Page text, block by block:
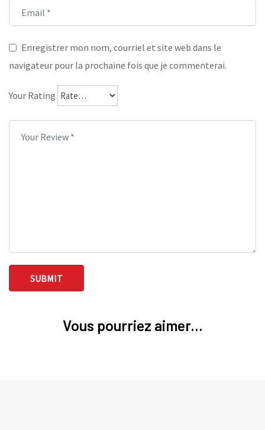
Enregistrer mon nom, courriel et site web dans le
navigateur pour la prochaine fois que je commenterai.
Your Rating
Vous pourriez aimer...